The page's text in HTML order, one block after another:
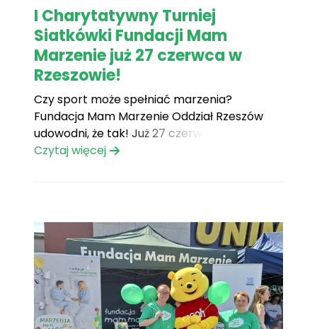
I Charytatywny Turniej
Siatkówki Fundacji Mam
Marzenie już 27 czerwca w
Rzeszowie!
Czy sport może spełniać marzenia?
Fundacja Mam Marzenie Oddział Rzeszów
udowodni, że tak! Już 27 czerwca 2026 roku
w Hali ROSiR przy ul. Pułaskiego 13 odbędzie
dzieciom zmagającym się z chorobami
zagrażającymi[...]
Czytaj więcej